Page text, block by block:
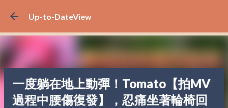
Up-to-DateView
一度躺在地上動彈！Tomato【拍MV
過程中腰傷復發】，忍痛坐著輪椅回